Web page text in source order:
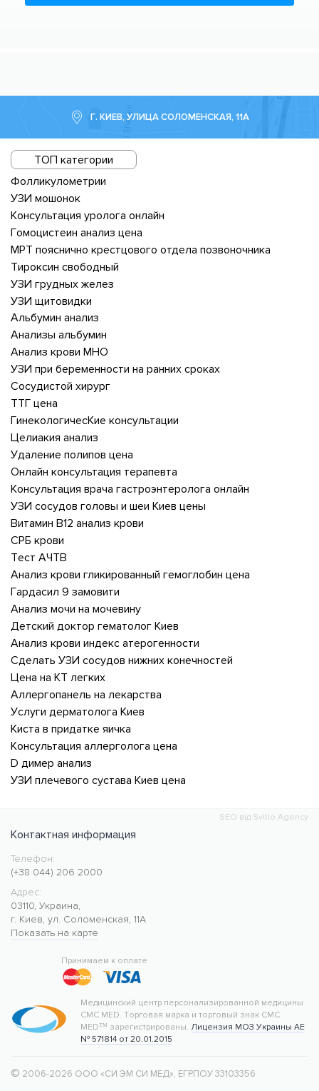
Г. КИЕВ, УЛИЦА СОЛОМЕНСКАЯ, 11А
ТОП категории
Фолликулометрии
УЗИ мошонок
Консультация уролога онлайн
Гомоцистеин анализ цена
МРТ пояснично крестцового отдела позвоночника
Тироксин свободный
УЗИ грудных желез
УЗИ щитовидки
Альбумин анализ
Анализы альбумин
Анализ крови МНО
УЗИ при беременности на ранних сроках
Сосудистой хирург
ТТГ цена
ГинекологичесКие консультации
Целиакия анализ
Удаление полипов цена
Онлайн консультация терапевта
Консультация врача гастроэнтеролога онлайн
УЗИ сосудов головы и шеи Киев цены
Витамин В12 анализ крови
СРБ крови
Тест АЧТВ
Анализ крови гликированный гемоглобин цена
Гардасил 9 замовити
Анализ мочи на мочевину
Детский доктор гематолог Киев
Анализ крови индекс атерогенности
Сделать УЗИ сосудов нижних конечностей
Цена на КТ легких
Аллергопанель на лекарства
Услуги дерматолога Киев
Киста в придатке яичка
Консультация аллерголога цена
D димер анализ
УЗИ плечевого сустава Киев цена
SEO від Svitlo Agency
Контактная информация
Медицинский центр CMC MED
https://cmcmed.clinic
Телефон:
(+38 044) 206 2000
Адрес:
03110, Украина,
г. Киев, ул. Соломенская, 11А
Показать на карте
Принимаем к оплате
Медицинский центр персонализированной медицины
CMC MED. Торговая марка и торговый знак CMC
MED™ зарегистрированы. Лицензия МОЗ Украины АЕ
№ 571814 от 20.01.2015
© 2006-2026 ООО «СИ ЭМ СИ МЕД», ЕГРПОУ 33103356